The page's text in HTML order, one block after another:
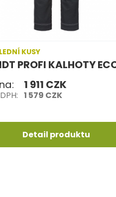
KUSY
PROFI KALHOTY
1 911 CZK
1 579 CZK
Detail produktu